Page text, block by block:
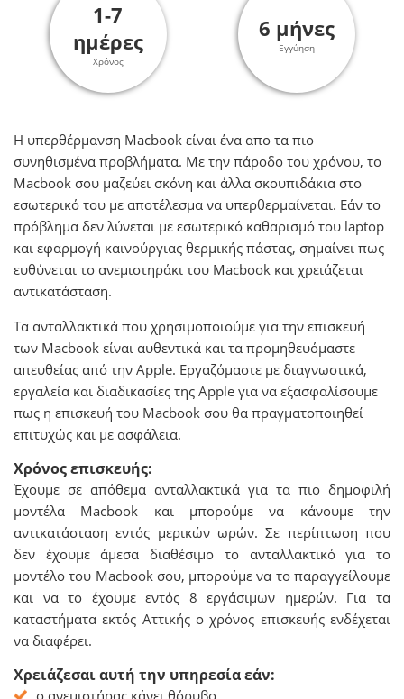
1-7
ημέρες
Χρόνος
6 μήνες
Εγγύηση
Η υπερθέρμανση Macbook είναι ένα απο τα πιο
συνηθισμένα προβλήματα. Με την πάροδο του χρόνου, το
Macbook σου μαζεύει σκόνη και άλλα σκουπιδάκια στο
εσωτερικό του με αποτέλεσμα να υπερθερμαίνεται. Εάν το
πρόβλημα δεν λύνεται με εσωτερικό καθαρισμό του laptop
και εφαρμογή καινούργιας θερμικής πάστας, σημαίνει πως
ευθύνεται το ανεμιστηράκι του Macbook και χρειάζεται
αντικατάσταση.
Τα ανταλλακτικά που χρησιμοποιούμε για την επισκευή
των Macbook είναι αυθεντικά και τα προμηθευόμαστε
απευθείας από την Apple. Εργαζόμαστε με διαγνωστικά,
εργαλεία και διαδικασίες της Apple για να εξασφαλίσουμε
πως η επισκευή του Macbook σου θα πραγματοποιηθεί
επιτυχώς και με ασφάλεια.
Χρόνος επισκευής:
Έχουμε σε απόθεμα ανταλλακτικά για τα πιο δημοφιλή
μοντέλα Macbook και μπορούμε να κάνουμε την
αντικατάσταση εντός μερικών ωρών. Σε περίπτωση που
δεν έχουμε άμεσα διαθέσιμο το ανταλλακτικό για το
μοντέλο του Macbook σου, μπορούμε να το παραγγείλουμε
και να το έχουμε εντός 8 εργάσιμων ημερών. Για τα
καταστήματα εκτός Αττικής ο χρόνος επισκευής ενδέχεται
να διαφέρει.
Χρειάζεσαι αυτή την υπηρεσία εάν:
ο ανεμιστήρας κάνει θόρυβο